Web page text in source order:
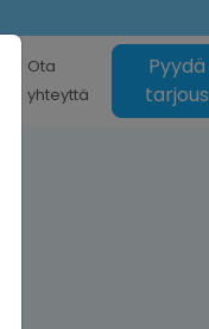
Ota
yhteyttä
Pyydä
tarjous